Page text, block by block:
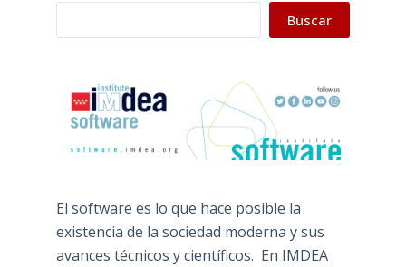
Buscar
El software es lo que hace posible la
existencia de la sociedad moderna y sus
avances técnicos y científicos. En IMDEA